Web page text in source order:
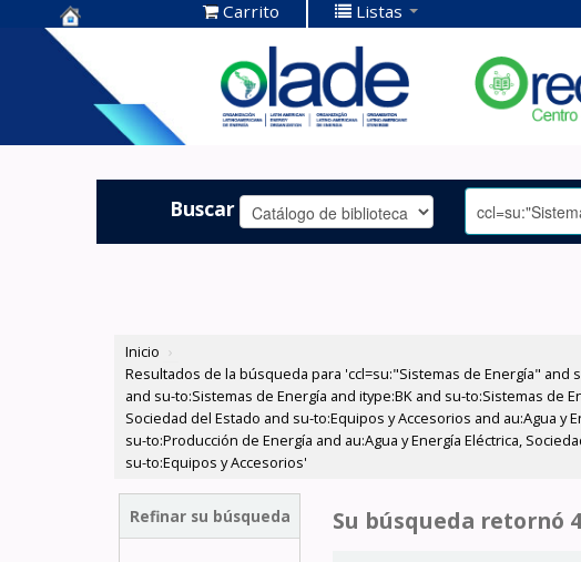
Centro de
Documentación
OLADE -
Carrito Listas
Buscar
Inicio ›
Resultados de la búsqueda para 'ccl=su:"Sistemas de Energía" and
and su-to:Sistemas de Energía and itype:BK and su-to:Sistemas de
Sociedad del Estado and su-to:Equipos y Accesorios and au:Agua y
su-to:Producción de Energía and au:Agua y Energía Eléctrica,
su-to:Equipos y Accesorios'
Refinar su búsqueda Su búsqueda retornó